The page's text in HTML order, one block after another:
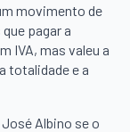
movimento de
pagar a
IVA, mas valeu a
totalidade e a
Albino se o